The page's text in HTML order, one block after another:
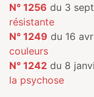
N° 1256 du 3
résistante
N° 1249 du 16
couleurs
N° 1242 du 8
la psychose